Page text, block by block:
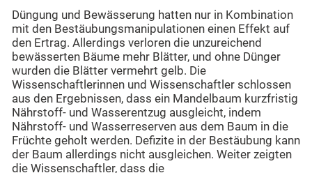
Düngung und Bewässerung hatten nur in Kombination
mit den Bestäubungsmanipulationen einen Effekt auf
den Ertrag. Allerdings verloren die unzureichend
bewässerten Bäume mehr Blätter, und ohne Dünger
wurden die Blätter vermehrt gelb. Die
Wissenschaftlerinnen und Wissenschaftler schlossen
aus den Ergebnissen, dass ein Mandelbaum kurzfristig
Nährstoff- und Wasserentzug ausgleicht, indem
Nährstoff- und Wasserreserven aus dem Baum in die
Früchte geholt werden. Defizite in der Bestäubung kann
der Baum allerdings nicht ausgleichen. Weiter zeigten
die Wissenschaftler, dass die